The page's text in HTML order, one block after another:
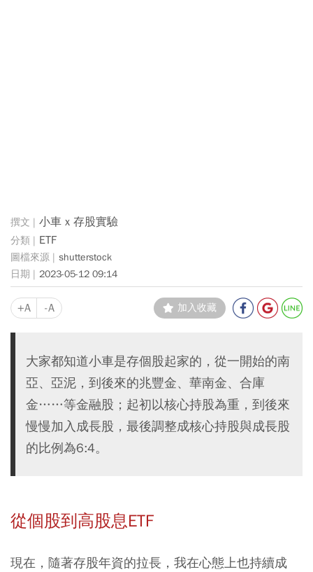
小車 x 存股實驗
ETF
shutterstock
2023-05-12 09:14
+A -A 加入收藏
大家都知道小車是存個股起家的，從一開始的南
亞、亞泥，到後來的兆豐金、華南金、合庫
金……等金融股；起初以核心持股為重，到後來
慢慢加入成長股，最後調整成核心持股與成長股
的比例為6:4。
從個股到高股息ETF
現在，隨著存股年資的拉長，我在心態上也持續成